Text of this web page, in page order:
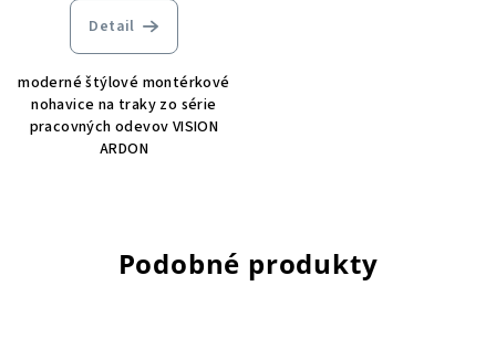
Detail
moderné štýlové montérkové
nohavice na traky zo série
pracovných odevov VISION
ARDON
Podobné produkty